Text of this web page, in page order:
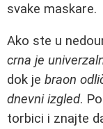
svake maskare.
Ako ste u
crna je
dok je braon
dnevni izgled.
torbici i znajte